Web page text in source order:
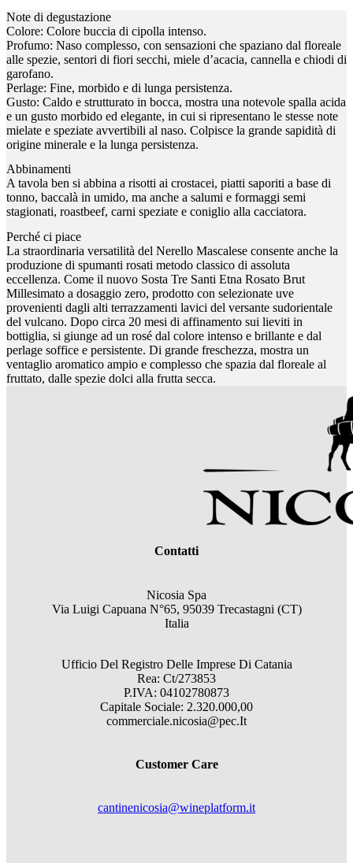
Note di degustazione
Colore: Colore buccia di cipolla intenso.
Profumo: Naso complesso, con sensazioni che spaziano dal floreale
alle spezie, sentori di fiori secchi, miele d’acacia, cannella e chiodi di
garofano.
Perlage: Fine, morbido e di lunga persistenza.
Gusto: Caldo e strutturato in bocca, mostra una notevole spalla acida
e un gusto morbido ed elegante, in cui si ripresentano le stesse note
mielate e speziate avvertibili al naso. Colpisce la grande sapidità di
origine minerale e la lunga persistenza.
Abbinamenti
A tavola ben si abbina a risotti ai crostacei, piatti saporiti a base di
tonno, baccalà in umido, ma anche a salumi e formaggi semi
stagionati, roastbeef, carni speziate e coniglio alla cacciatora.
Perché ci piace
La straordinaria versatilità del Nerello Mascalese consente anche la
produzione di spumanti rosati metodo classico di assoluta
eccellenza. Come il nuovo Sosta Tre Santi Etna Rosato Brut
Millesimato a dosaggio zero, prodotto con selezionate uve
provenienti dagli alti terrazzamenti lavici del versante sudorientale
del vulcano. Dopo circa 20 mesi di affinamento sui lieviti in
bottiglia, si giunge ad un rosé dal colore intenso e brillante e dal
perlage soffice e persistente. Di grande freschezza, mostra un
ventaglio aromatico ampio e complesso che spazia dal floreale al
fruttato, dalle spezie dolci alla frutta secca.
Contatti
Nicosia Spa
Via Luigi Capuana N°65, 95039 Trecastagni (CT)
Italia
Ufficio Del Registro Delle Imprese Di Catania
Rea: Ct/273853
P.IVA: 04102780873
Capitale Sociale: 2.320.000,00
commerciale.nicosia@pec.It
Customer Care
cantinenicosia@wineplatform.it